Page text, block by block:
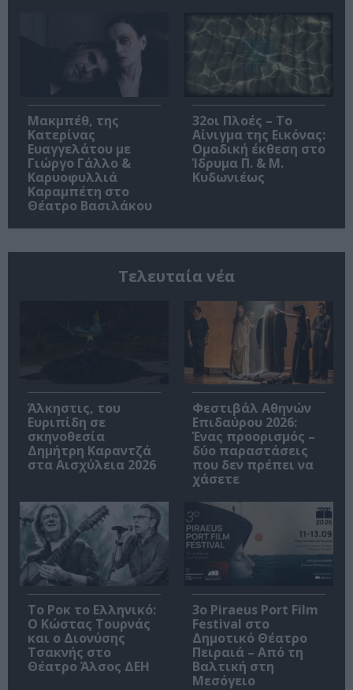
Μακμπέθ, της
Κατερίνας
Ευαγγελάτου με
Γιώργο Γάλλο &
Καρυοφυλλιά
Καραμπέτη στο
Θέατρο Βασιλάκου
32οι Πλοές – Το
Αίνιγμα της Εικόνας:
Ομαδική έκθεση στο
Ίδρυμα Π. & Μ.
Κυδωνιέως
Τελευταία νέα
Άλκηστις, του
Ευριπίδη σε
σκηνοθεσία
Δημήτρη Καραντζά
στα Αισχύλεια 2026
Φεστιβάλ Αθηνών
Επιδαύρου 2026:
Ένας προορισμός –
δύο παραστάσεις
που δεν πρέπει να
χάσετε
Το Ροκ το Ελληνικό:
Ο Κώστας Τουρνάς
και ο Διονύσης
Τσακνής στο
Θέατρο Άλσος ΔΕΗ
3o Piraeus Port Film
Festival στο
Δημοτικό Θέατρο
Πειραιά – Από τη
Βαλτική στη
Μεσόγειο